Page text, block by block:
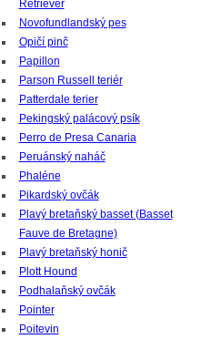
Retriever
Novofundlandský pes
Opičí pinč
Papillon
Parson Russell teriér
Patterdale terier
Pekingský palácový psík
Perro de Presa Canaria
Peruánský naháč
Phaléne
Pikardský ovčák
Plavý bretaňský basset (Basset
Fauve de Bretagne)
Plavý bretaňský honič
Plott Hound
Podhalaňský ovčák
Pointer
Poitevin